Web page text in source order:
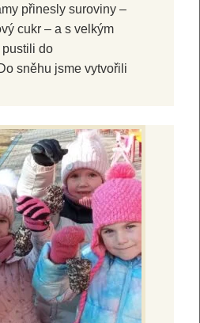
přinesly suroviny –
cukr – a s velkým
pustili do
sněhu jsme vytvořili